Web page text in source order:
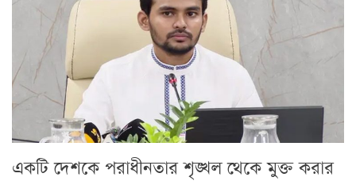
একটি দেশকে পরাধীনতার শৃঙ্খল থেকে মুক্ত করার